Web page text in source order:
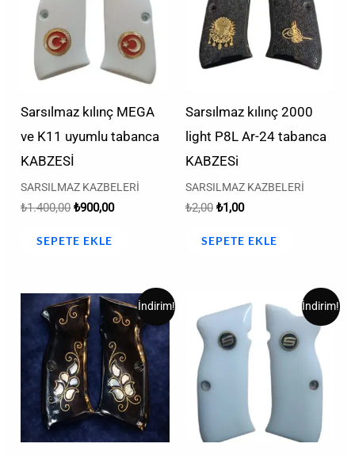
Sarsılmaz kılınç MEGA
ve K11 uyumlu tabanca
KABZESİ
SARSILMAZ KAZBELERİ
₺1.400,00 ₺900,00
SEPETE EKLE
Sarsılmaz kılınç 2000
light P8L Ar-24 tabanca
KABZESi
SARSILMAZ KAZBELERİ
₺2,00 ₺1,00
SEPETE EKLE
İndirim!
Orijinal
fiyat:
₺2,00.
Şu
andaki
fiyat:
₺1,00.
İndirim!
Orijinal
fiyat:
₺1.200,00.
andaki
fiyat:
₺900,00.